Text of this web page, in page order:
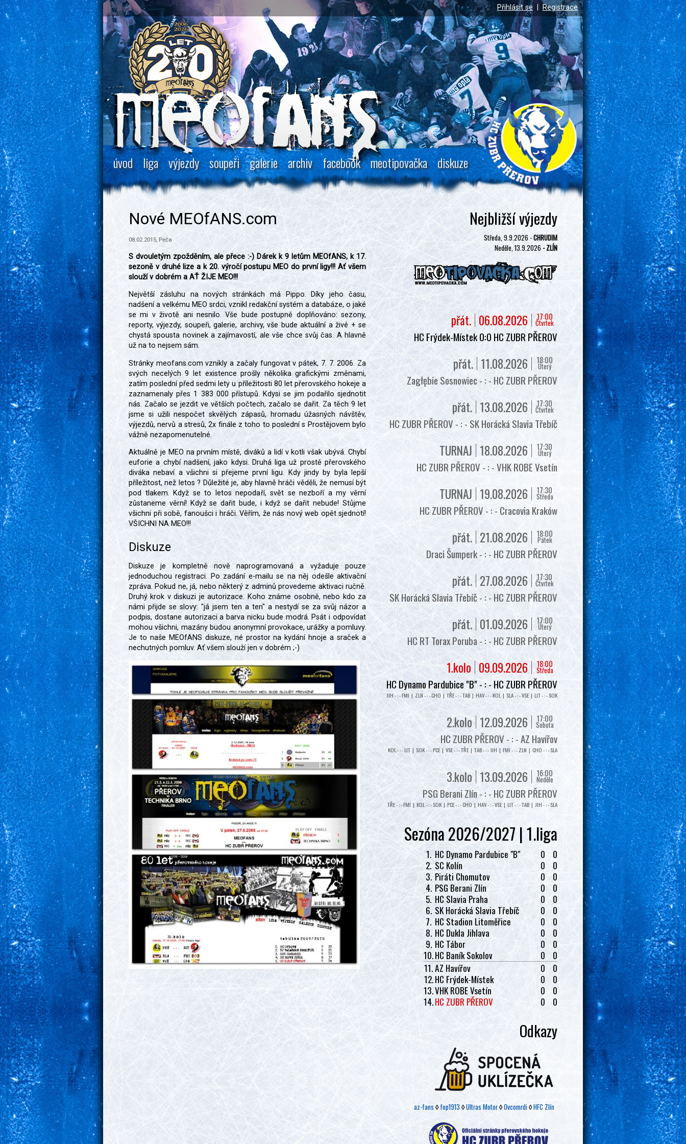
Přihlásit se Registrace
úvod liga výjezdy soupeři galerie archiv facebook meotipovačka diskuze
Nové MEOfANS.com
08.02.2015, Peča
S dvouletým zpožděním, ale přece :-) Dárek k 9 letům MEOfANS, k 17.
sezoně v druhé lize a k 20. výročí postupu MEO do první ligy!!! Ať všem
slouží v dobrém a AŤ ŽIJE MEO!!!
Největší zásluhu na nových stránkách má Pippo. Díky jeho času,
nadšení a velkému MEO srdci, vznikl redakční systém a databáze, o jaké
se mi v životě ani nesnilo. Vše bude postupně doplňováno: sezony,
reporty, výjezdy, soupeři, galerie, archivy, vše bude aktuální a živé + se
chystá spousta novinek a zajímavostí, ale vše chce svůj čas. A hlavně
už na to nejsem sám.
Stránky meofans.com vznikly a začaly fungovat v pátek, 7. 7. 2006. Za
svých necelých 9 let existence prošly několika grafickými změnami,
zatím poslední před sedmi lety u příležitosti 80 let přerovského hokeje a
zaznamenaly přes 1 383 000 přístupů. Kdysi se jim podařilo sjednotit
nás. Začalo se jezdit ve větších počtech, začalo se dařit. Za těch 9 let
jsme si užili nespočet skvělých zápasů, hromadu úžasných návštěv,
výjezdů, nervů a stresů, 2x finále z toho to poslední s Prostějovem bylo
vážně nezapomenutelné.
Aktuálně je MEO na prvním místě, diváků a lidí v kotli však ubývá. Chybí
euforie a chybí nadšení, jako kdysi. Druhá liga už prostě přerovského
diváka nebaví a všichni si přejeme první ligu. Kdy jindy by byla lepší
příležitost, než letos ? Důležité je, aby hlavně hráči věděli, že nemusí být
pod tlakem. Když se to letos nepodaří, svět se nezboří a my věrní
zůstaneme věrní! Když se dařit bude, i když se dařit nebude! Stůjme
všichni při sobě, fanoušci i hráči. Věřím, že nás nový web opět sjednotí!
VŠICHNI NA MEO!!!
Diskuze
Diskuze je kompletně nově naprogramovaná a vyžaduje pouze
jednoduchou registraci. Po zadání e-mailu se na něj odešle aktivační
zpráva. Pokud ne, já, nebo některý z adminů provedeme aktivaci ručně.
Druhý krok v diskuzi je autorizace. Koho známe osobně, nebo kdo za
námi přijde se slovy: "já jsem ten a ten" a nestydí se za svůj názor a
podpis, dostane autorizaci a barva nicku bude modrá. Psát i odpovídat
mohou všichni, mazány budou anonymní provokace, urážky a pomluvy.
Je to naše MEOfANS diskuze, né prostor na kydání hnoje a sraček a
nechutných pomluv. Ať všem slouží jen v dobrém ;-)
Nejbližší výjezdy
Středa, 9.9.2026 -CHRUDIM
Neděle, 13.9.2026 - ZLÍN
17:00
Čtvrtek
06.08.2026
přát.
HC Frýdek-Místek 0:0 HC ZUBR PŘEROV
18:00
Úterý
11.08.2026
přát.
Zagłębie Sosnowiec - : - HC ZUBR PŘEROV
17:30
Čtvrtek
13.08.2026
přát.
HC ZUBR PŘEROV - : - SK Horácká Slavia Třebíč
17:30
Úterý
18.08.2026
TURNAJ
HC ZUBR PŘEROV - : - VHK ROBE Vsetín
17:30
Středa
19.08.2026
TURNAJ
HC ZUBR PŘEROV - : - Cracovia Kraków
18:00
Pátek
21.08.2026
přát.
Draci Šumperk - : - HC ZUBR PŘEROV
17:30
Čtvrtek
27.08.2026
přát.
SK Horácká Slavia Třebíč - : - HC ZUBR PŘEROV
17:00
Úterý
01.09.2026
přát.
HC RT Torax Poruba - : - HC ZUBR PŘEROV
18:00
Středa
09.09.2026
1.kolo
HC Dynamo Pardubice "B" - : - HC ZUBR PŘEROV
JIH - : - FMI | ZLN - : - CHO | TŘE - : - TAB | HAV - : - KOL | SLA - : - VSE | LIT - : - SOK
17:00
Sobota
12.09.2026
2.kolo
HC ZUBR PŘEROV - : - AZ Havířov
KOL - : - LIT | SOK - : - PCE | VSE - : - TŘE | TAB - : - JIH | FMI - : - ZLN | CHO - : - SLA
16:00
Neděle
13.09.2026
3.kolo
PSG Berani Zlín - : - HC ZUBR PŘEROV
TŘE - : - FMI | KOL - : - SOK | PCE - : - CHO | HAV - : - VSE | LIT - : - TAB | JIH - : - SLA
Sezóna 2026/2027 | 1.liga
1. HC Dynamo Pardubice "B" 0
0
2. SC Kolín 0
0
3. Piráti Chomutov 0
0
4. PSG Berani Zlín 0
0
5. HC Slavia Praha 0
0
6. SK Horácká Slavia Třebíč 0
0
7. HC Stadion Litoměřice 0
0
8. HC Dukla Jihlava 0
0
9. HC Tábor 0
0
10.HC Baník Sokolov 0
0
11.AZ Havířov 0
0
12.HC Frýdek-Místek 0
0
13.VHK ROBE Vsetín 0
0
14.HC ZUBR PŘEROV 0 0
Odkazy
az-fans ◊fop1913 ◊Ultras Motor◊Ovcomrdi◊HFC Zlín